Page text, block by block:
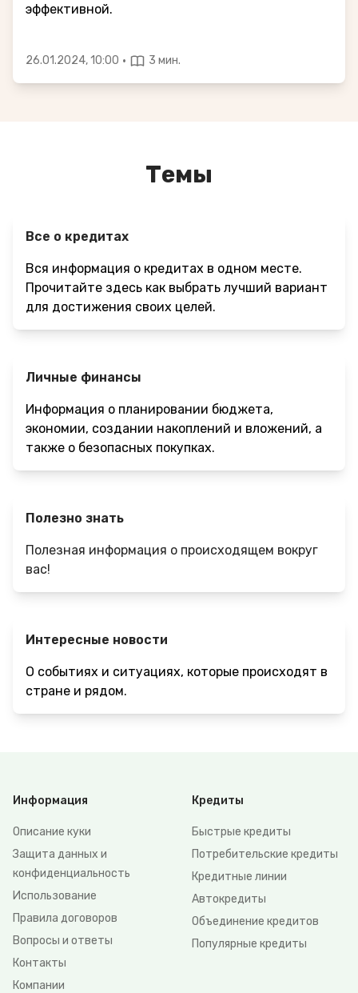
эффективной.
26.01.2024, 10:00 · 3 мин.
Темы
Все о кредитах
Вся информация о кредитах в одном месте.
Прочитайте здесь как выбрать лучший вариант
для достижения своих целей.
Личные финансы
Информация о планировании бюджета,
экономии, создании накоплений и вложений, а
также о безопасных покупках.
Полезно знать
Полезная информация о происходящем вокруг
вас!
Интересные новости
О событиях и ситуациях, которые происходят в
стране и рядом.
Информация
Описание куки
Защита данных и
конфиденциальность
Использование
Правила договоров
Вопросы и ответы
Контакты
Компании
Кредиты
Быстрые кредиты
Потребительские кредиты
Кредитные линии
Автокредиты
Объединение кредитов
Популярные кредиты